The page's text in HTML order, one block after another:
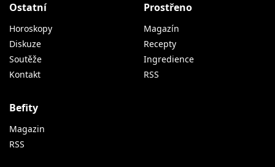
Ostatní
Horoskopy
Diskuze
Soutěže
Kontakt
Prostřeno
Magazín
Recepty
Ingredience
RSS
Befity
Magazin
RSS